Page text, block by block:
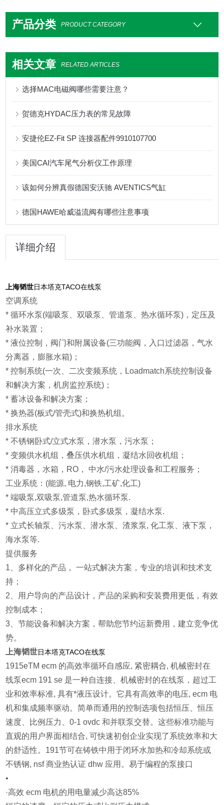
产品分类 PRODUCT CATEGORY
相关文章 RELATED ARTICLES
选择MAC电磁阀哪些需要注意？
贺德克HYDAC压力表的常见故障
安捷伦EZ-Fit SP 连接器配件9910107700
美国CAI汽车尾气分析仪工作原理
该如何分辨真假德国安沃驰 AVENTICS气缸
德国HAWE哈威溢流阀有哪些注意事项
详细介绍
上海韬世日本塔克TACO在线泵
空调系统
* 循环水泵(端吸泵、双吸泵、管道泵、热水循环泵)，定压及
补水装置；
* 液位控制，阀门和附属设备(三功能阀，入口过滤器，气水
分离器，膨胀水箱)；
* 控制系统(一次、二次变频系统，Loadmatch系统控制设备
和解决方案，机房监控系统)；
* 蓄冰设备和解决方案；
* 换热器(板式/管壳式)和换热机组。
排水系统
* 不锈钢卧式/立式水泵，潜水泵，污水泵；
* 变频供水机组，叠压供水机组，凝结水回收机组；
* 消毒器，水箱，RO， 中水/污水处理设备和工程服务；
工业系统：(能源, 电力,钢铁,工矿,化工)
* 端吸泵,双吸泵,管道泵,热水循环泵.
* 中高压立式多级泵，卧式多级泵，凝结水泵.
* 立式长轴泵、污水泵、潜水泵、渣浆泵, 化工泵、液下泵，
海水泵等.
提供服务
1、多样化的产品， 一站式解决方案，专业的培训和技术支
持；
2、用户导向的产品设计，产品的采购和安装费用更低，有效
控制成本；
3、节能设备和解决方案，帮助您节约运新费用，建立竞争优
势。
上海韬世日本塔克TACO在线泵
1915eTM ecm 的高效率循环自感应, 紧密耦合, 机械密封在
线泵ecm 191 se 是一种自连接、机械密封的在线泵，超过工
业和效率标准, 具有*液压设计。它具有高效率的电压, ecm 电
机和集成频率驱动。简单而通用的控制选项包括恒压、恒压
速度、比例压力、0-1 ovdc 和并联泵交替。这些标准功能与
直观的用户界面相结合, 可快速初创企业实现了系统效率和大
的舒适性。191节可在铸铁中用于闭环水加热和冷却系统或
不锈钢, nsf 商业热认证 dhw 应用。易于编程的泵接口
•
·高效 ecm 电机的用电量减少高达85%